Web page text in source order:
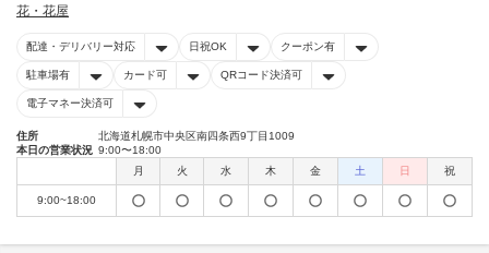
花・花屋
配達・デリバリー対応 日祝OK クーポン有
駐車場有 カード可 QRコード決済可
電子マネー決済可
住所
北海道札幌市中央区南四条西9丁目1009
本日の営業状況 9:00〜18:00
月
火 水 木 金 土 日 祝
9:00~18:00